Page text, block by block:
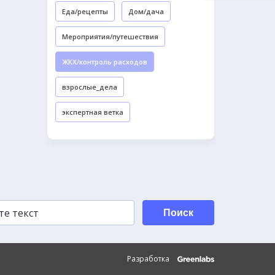
Еда/рецепты Дом/дача
Мероприятия/путешествия
ЖКХ/контроль расходов
взрослые_дела
экспертная ветка
Поиск
Разработка